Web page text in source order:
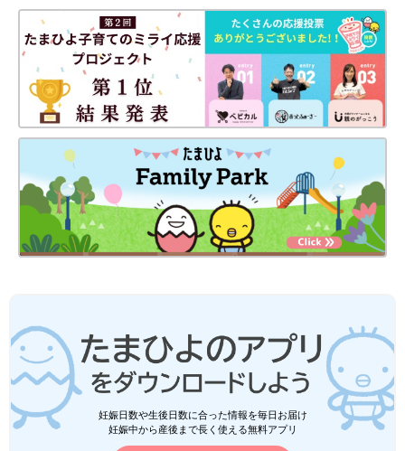
妊娠日数や生後日数に合った情報を毎日お届け
妊娠中から産後まで長く使える無料アプリ